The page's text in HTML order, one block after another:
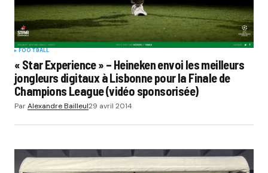
FOOTBALL
« Star Experience » – Heineken envoi les meilleurs
jongleurs digitaux à Lisbonne pour la Finale de
Champions League (vidéo sponsorisée)
ParAlexandre Bailleul29 avril 2014